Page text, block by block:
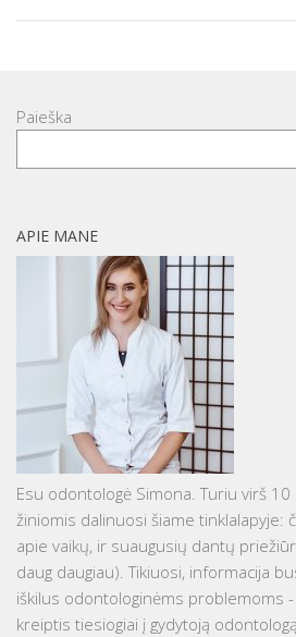
Paieška
APIE MANE
Esu odontologė Simona. Turiu virš
žiniomis dalinuosi šiame tinklalapyje:
apie vaikų, ir suaugusių dantų
daug daugiau). Tikiuosi, informacija
iškilus odontologinėms problemoms
kreiptis tiesiogiai į gydytoją